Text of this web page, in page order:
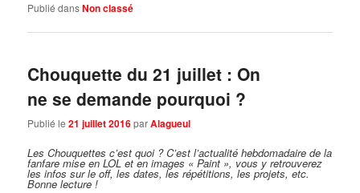
Publié dansNon classé
Chouquette du 21 juillet : On
ne se demande pourquoi ?
Publié le21 juillet 2016parAlagueul
Les Chouquettes c’est quoi ? C’est l’actualité hebdomadaire de la
fanfare mise en LOL et en images « Paint », vous y retrouverez
les infos sur le off, les dates, les répétitions, les projets, etc.
Bonne lecture !